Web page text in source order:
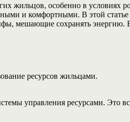
жильцов, особенно в условиях
и комфортными. В этой
мешающие сохранять энергию.
ресурсов жильцами.
управления ресурсами. Это